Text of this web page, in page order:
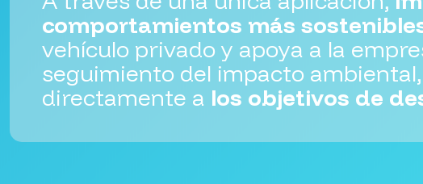
comportamientos más
vehículo privado y apoya a la
seguimiento del impacto
directamente a los objetivos de